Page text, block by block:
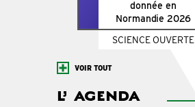
donnée en
Normandie 2026
SCIENCE OUVERTE
VOIR TOUT
L’ AGENDA